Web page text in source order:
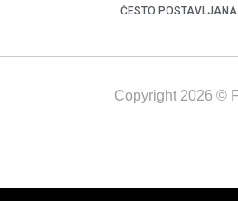
ČESTO
Copyright 2026 ©